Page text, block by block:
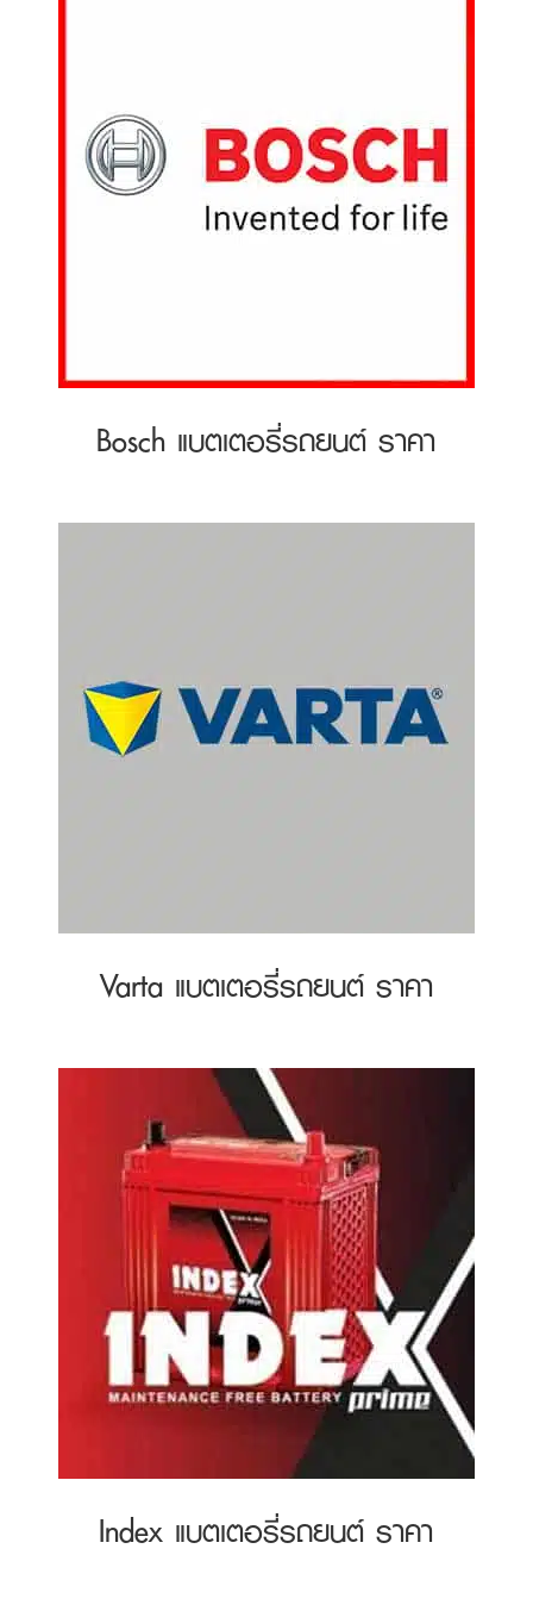
Bosch แบตเตอรี่รถยนต์ ราคา
Varta แบตเตอรี่รถยนต์ ราคา
Index แบตเตอรี่รถยนต์ ราคา